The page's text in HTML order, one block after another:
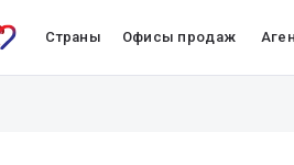
Страны Офисы продаж